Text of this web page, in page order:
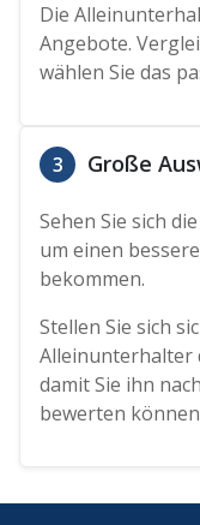
Die
Angebote.
wählen Sie das
3 Große
Sehen Sie sich
um einen
bekommen.
Stellen Sie sich
Alleinunterhalter
damit Sie ihn
bewerten